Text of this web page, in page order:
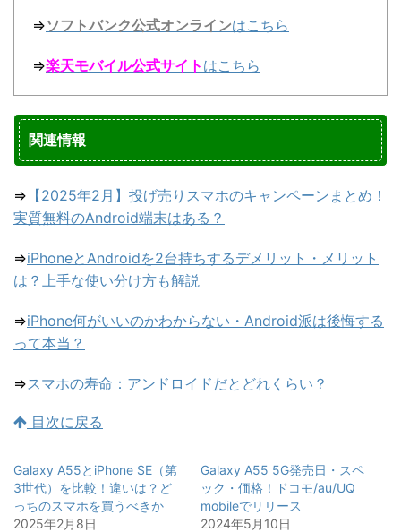
⇒ソフトバンク公式オンラインはこちら
⇒楽天モバイル公式サイト はこちら
関連情報
⇒ 【2025年2月】投げ売りスマホのキャンペーンまとめ！
実質無料のAndroid端末はある？
⇒iPhoneとAndroidを2台持ちするデメリット・メリット
は？上手な使い分け方も解説
⇒iPhone何がいいのかわからない・Android派は後悔する
って本当？
⇒スマホの寿命：アンドロイドだとどれくらい？
目次に戻る
Galaxy A55とiPhone SE（第
3世代）を比較！違いは？ど
っちのスマホを買うべきか
2025年2月8日
Galaxy A55 5G発売日・スペ
ック・価格！ドコモ/au/UQ
mobileでリリース
2024年5月10日